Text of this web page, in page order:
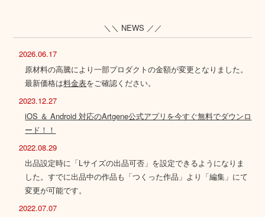
＼＼ NEWS ／／
2026.06.17
原材料の高騰により一部プロダクトの金額が変更となりました。
最新価格は料金表をご確認ください。
2023.12.27
iOS ＆ Android 対応のArtgene公式アプリを今すぐ無料でダウンロ
ード！！
2022.08.29
出品設定時に「Lサイズの出品可否」を設定できるようになりま
した。すでに出品中の作品も「つくった作品」より「編集」にて
変更が可能です。
2022.07.07